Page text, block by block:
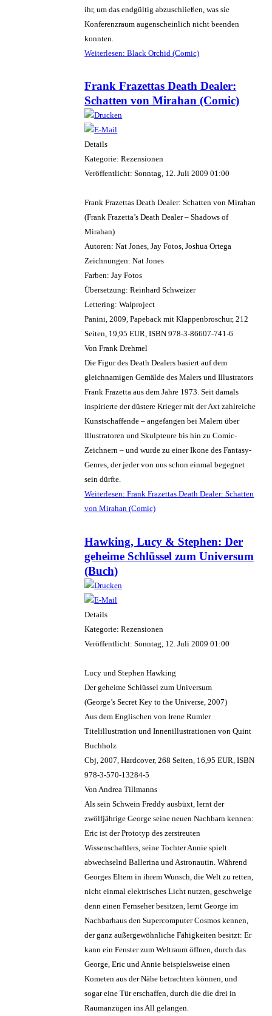
ihr, um das endgültig abzuschließen, was sie
Konferenzraum augenscheinlich nicht beenden
konnten.
Weiterlesen: Black Orchid (Comic)
Frank Frazettas Death Dealer:
Schatten von Mirahan (Comic)
Details
Kategorie: Rezensionen
Veröffentlicht: Sonntag, 12. Juli 2009 01:00
Frank Frazettas Death Dealer: Schatten von Mirahan
(Frank Frazetta’s Death Dealer – Shadows of
Mirahan)
Autoren: Nat Jones, Jay Fotos, Joshua Ortega
Zeichnungen: Nat Jones
Farben: Jay Fotos
Übersetzung: Reinhard Schweizer
Lettering: Walproject
Panini, 2009, Papeback mit Klappenbroschur, 212
Seiten, 19,95 EUR, ISBN 978-3-86607-741-6
Von Frank Drehmel
Die Figur des Death Dealers basiert auf dem
gleichnamigen Gemälde des Malers und Illustrators
Frank Frazetta aus dem Jahre 1973. Seit damals
inspirierte der düstere Krieger mit der Axt zahlreiche
Kunstschaffende – angefangen bei Malern über
Illustratoren und Skulpteure bis hin zu Comic-
Zeichnern – und wurde zu einer Ikone des Fantasy-
Genres, der jeder von uns schon einmal begegnet
sein dürfte.
Weiterlesen: Frank Frazettas Death Dealer: Schatten
von Mirahan (Comic)
Hawking, Lucy & Stephen: Der
geheime Schlüssel zum Universum
(Buch)
Details
Kategorie: Rezensionen
Veröffentlicht: Sonntag, 12. Juli 2009 01:00
Lucy und Stephen Hawking
Der geheime Schlüssel zum Universum
(George’s Secret Key to the Universe, 2007)
Aus dem Englischen von Irene Rumler
Titelillustration und Innenillustrationen von Quint
Buchholz
Cbj, 2007, Hardcover, 268 Seiten, 16,95 EUR, ISBN
978-3-570-13284-5
Von Andrea Tillmanns
Als sein Schwein Freddy ausbüxt, lernt der
zwölfjährige George seine neuen Nachbarn kennen:
Eric ist der Prototyp des zerstreuten
Wissenschaftlers, seine Tochter Annie spielt
abwechselnd Ballerina und Astronautin. Während
Georges Eltern in ihrem Wunsch, die Welt zu retten,
nicht einmal elektrisches Licht nutzen, geschweige
denn einen Fernseher besitzen, lernt George im
Nachbarhaus den Supercomputer Cosmos kennen,
der ganz außergewöhnliche Fähigkeiten besitzt: Er
kann ein Fenster zum Weltraum öffnen, durch das
George, Eric und Annie beispielsweise einen
Kometen aus der Nähe betrachten können, und
sogar eine Tür erschaffen, durch die die drei in
Raumanzügen ins All gelangen.